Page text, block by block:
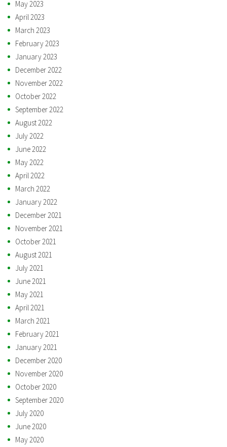
May 2023
April 2023
March 2023
February 2023
January 2023
December 2022
November 2022
October 2022
September 2022
August 2022
July 2022
June 2022
May 2022
April 2022
March 2022
January 2022
December 2021
November 2021
October 2021
August 2021
July 2021
June 2021
May 2021
April 2021
March 2021
February 2021
January 2021
December 2020
November 2020
October 2020
September 2020
July 2020
June 2020
May 2020